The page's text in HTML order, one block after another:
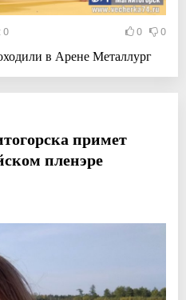
0 0 0
в Арене Металлург
примет
пленэре